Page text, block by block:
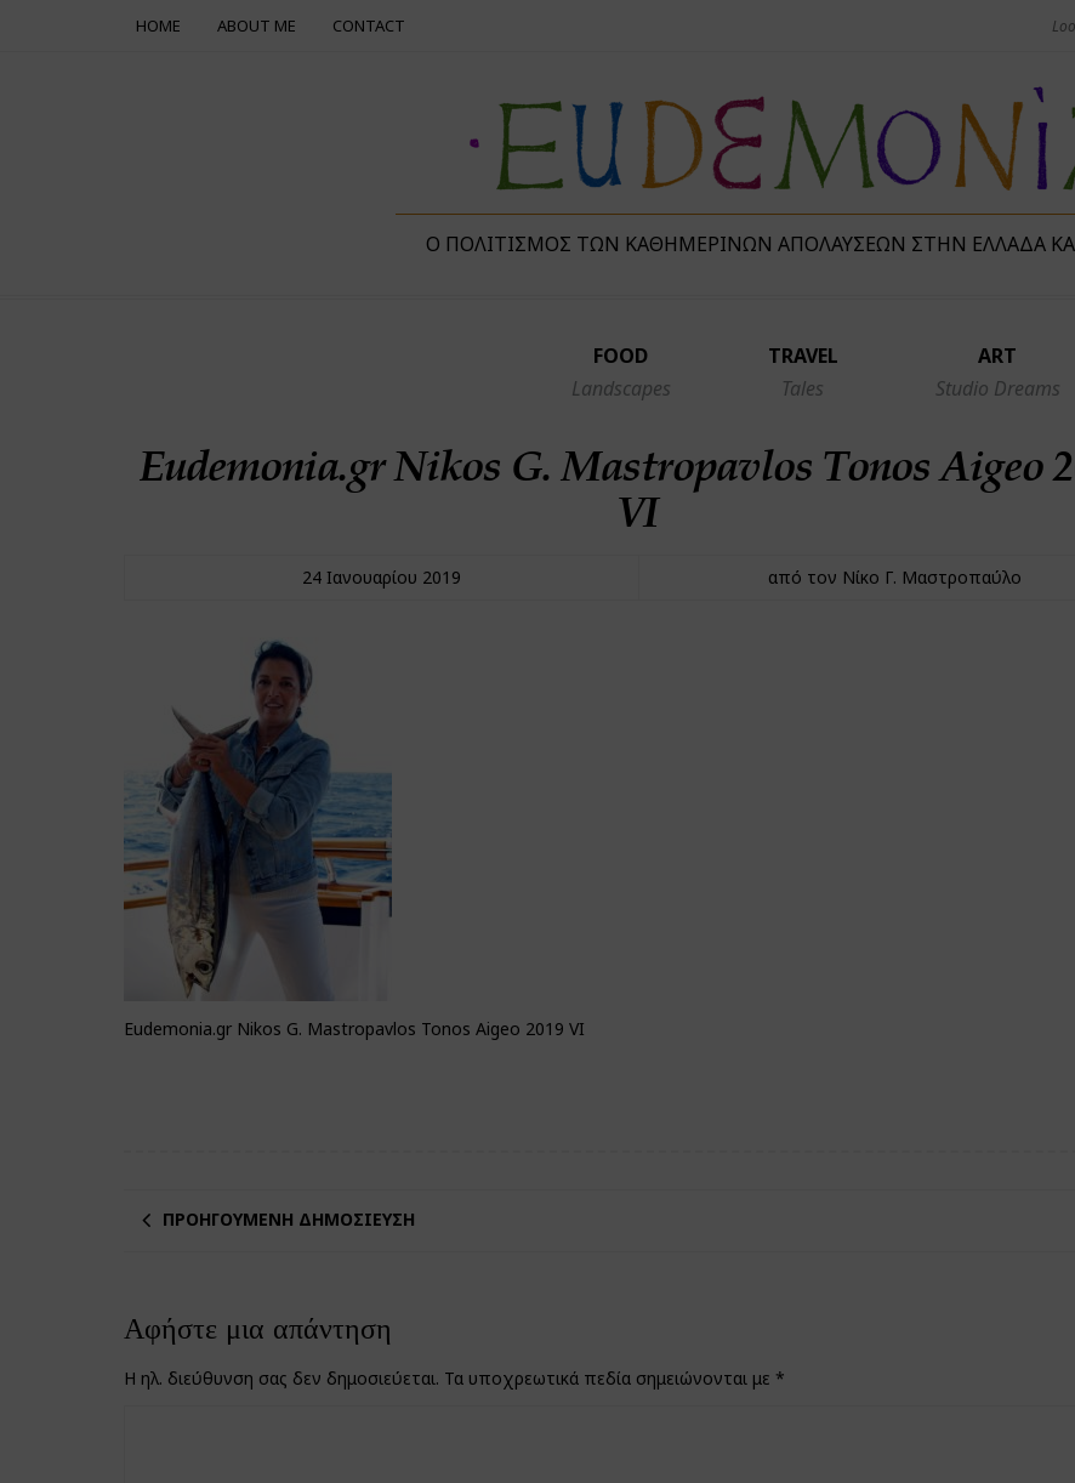
HOME ABOUT ME CONTACT
Ο ΠΟΛΙΤΙΣΜΌΣ ΤΩΝ ΚΑΘΗΜΕΡΙΝΏΝ ΑΠΟΛΑΎΣΕΩΝ ΣΤΗΝ ΕΛΛΆΔΑ
FOOD
Landscapes
TRAVEL
Tales
ART
Studio Dreams
Eudemonia.gr Nikos G. Mastropavlos Tonos Aigeo
VI
24 Ιανουαρίου 2019 από τον Νίκο Γ. Μαστροπαύλο
Eudemonia.gr Nikos G. Mastropavlos Tonos Aigeo 2019 VI
ΠΡΟΗΓΟΎΜΕΝΗ ΔΗΜΟΣΊΕΥΣΗ
Αφήστε μια απάντηση
Η ηλ. διεύθυνση σας δεν δημοσιεύεται. Τα υποχρεωτικά πεδία σημειώνονται με *